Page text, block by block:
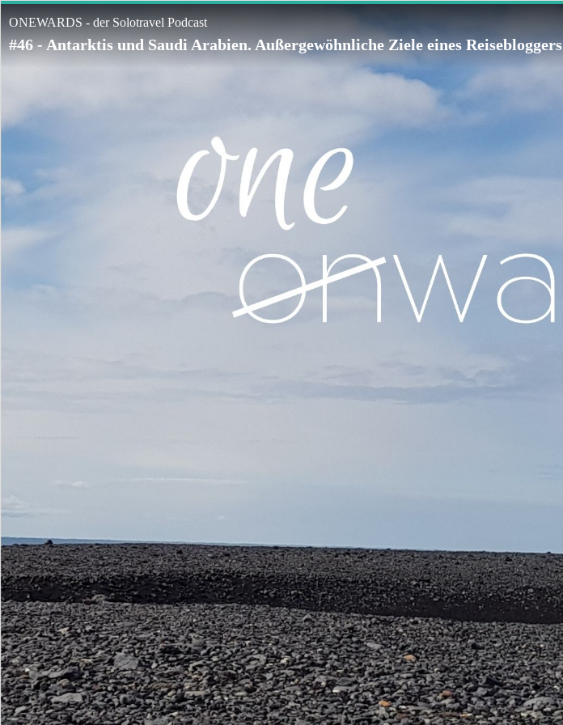
ONEWARDS - der Solotravel Podcast
#46 - Antarktis und Saudi Arabien. Außergewöhnliche Ziele eines Reisebloggers